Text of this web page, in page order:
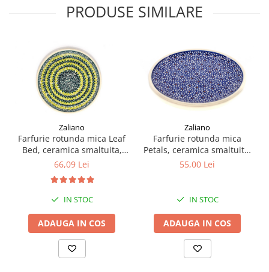
PRODUSE SIMILARE
Zaliano
Farfurie rotunda mica Leaf
Bed, ceramica smaltuita,
pictata manual, 16,0 cm
66,09 Lei
IN STOC
ADAUGA IN COS
Zaliano
Farfurie rotunda mica
Petals, ceramica smaltuita,
pictata manual, 16,0 cm
55,00 Lei
IN STOC
ADAUGA IN COS